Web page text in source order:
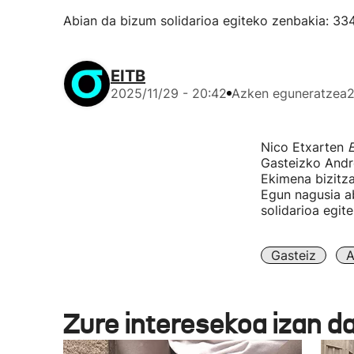
Abian da bizum solidarioa egiteko zenbakia:
EITB
2025/11/29 - 20:42 Azken eguneratzea
Nico Etxarten
Gasteizko
Ekimena
Egun nagusia
solidarioa
Gasteiz
Zure interesekoa izan